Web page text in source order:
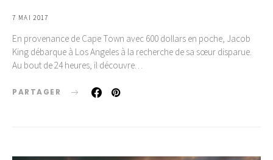
7 MAI 2017
En provenance de Cape Town avec 600 dollars en poche, Jacob
King débarque à Los Angeles à la recherche de sa sœur disparue.
Au bout de 24 heures, il découvre…
PARTAGER